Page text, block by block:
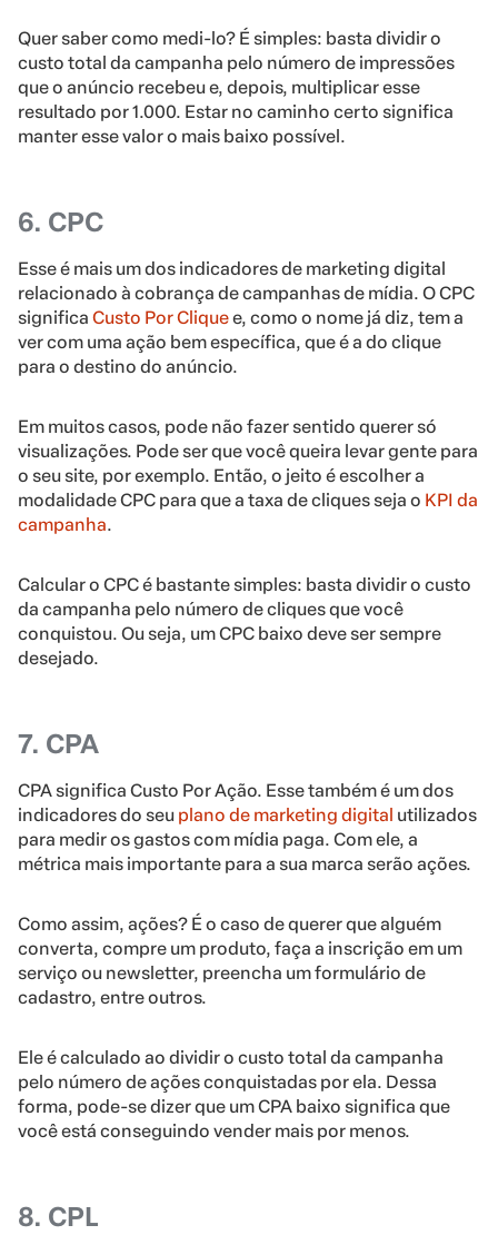
Quer saber como medi-lo? É simples: basta dividir o
custo total da campanha pelo número de impressões
que o anúncio recebeu e, depois, multiplicar esse
resultado por 1.000. Estar no caminho certo significa
manter esse valor o mais baixo possível.
6. CPC
Esse é mais um dos indicadores de marketing digital
relacionado à cobrança de campanhas de mídia. O CPC
significa Custo Por Cliquee, como o nome já diz, tem a
ver com uma ação bem específica, que é a do clique
para o destino do anúncio.
Em muitos casos, pode não fazer sentido querer só
visualizações. Pode ser que você queira levar gente para
o seu site, por exemplo. Então, o jeito é escolher a
modalidade CPC para que a taxa de cliques seja o KPI da
campanha.
Calcular o CPC é bastante simples: basta dividir o custo
da campanha pelo número de cliques que você
conquistou. Ou seja, um CPC baixo deve ser sempre
desejado.
7. CPA
CPA significa Custo Por Ação. Esse também é um dos
indicadores do seu plano de marketing digital utilizados
para medir os gastos com mídia paga. Com ele, a
métrica mais importante para a sua marca serão ações.
Como assim, ações? É o caso de querer que alguém
converta, compre um produto, faça a inscrição em um
serviço ou newsletter, preencha um formulário de
cadastro, entre outros.
Ele é calculado ao dividir o custo total da campanha
pelo número de ações conquistadas por ela. Dessa
forma, pode-se dizer que um CPA baixo significa que
você está conseguindo vender mais por menos.
8. CPL